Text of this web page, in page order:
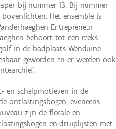
bij nummer 13. Bij nummer
Het ensemble is
Entrepreneur
behoort tot een reeks
in de badplaats Wenduine
geworden en er werden ook
en schelpmotieven in de
ontlastingsbogen, eveneens
zijn de florale en
en druiplijsten met